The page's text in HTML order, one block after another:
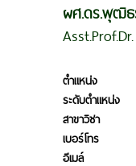
ผศ.ดร.พุฒิธ
ตำแหน่ง
ระดับตำแหน่ง
สาขาวิชา
เบอร์โทร
อีเมล์